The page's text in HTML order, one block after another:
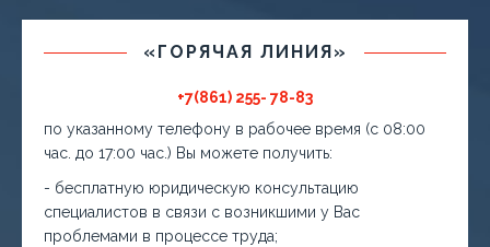
«ГОРЯЧАЯ ЛИНИЯ»
+7(861) 255- 78-83
по указанному телефону в рабочее время (с 08:00
час. до 17:00 час.) Вы можете получить:
- бесплатную юридическую консультацию
специалистов в связи с возникшими у Вас
проблемами в процессе труда;